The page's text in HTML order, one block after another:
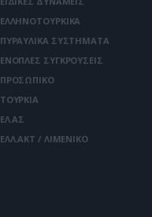
ΕΛΛΗΝΟΤΟΥΡΚΙΚΑ
ΠΥΡΑΥΛΙΚΑ ΣΥΣΤΗΜΑΤΑ
ΕΝΟΠΛΕΣ ΣΥΓΚΡΟΥΣΕΙΣ
ΠΡΟΣΩΠΙΚΟ
ΤΟΥΡΚΙΑ
ΕΛ.ΑΣ
ΕΛΛ.ΑΚΤ / ΛΙΜΕΝΙΚΟ